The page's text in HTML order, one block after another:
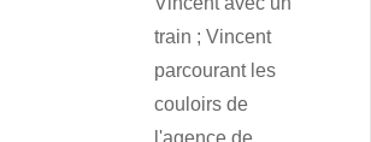
train ; Vincent
parcourant les
couloirs de